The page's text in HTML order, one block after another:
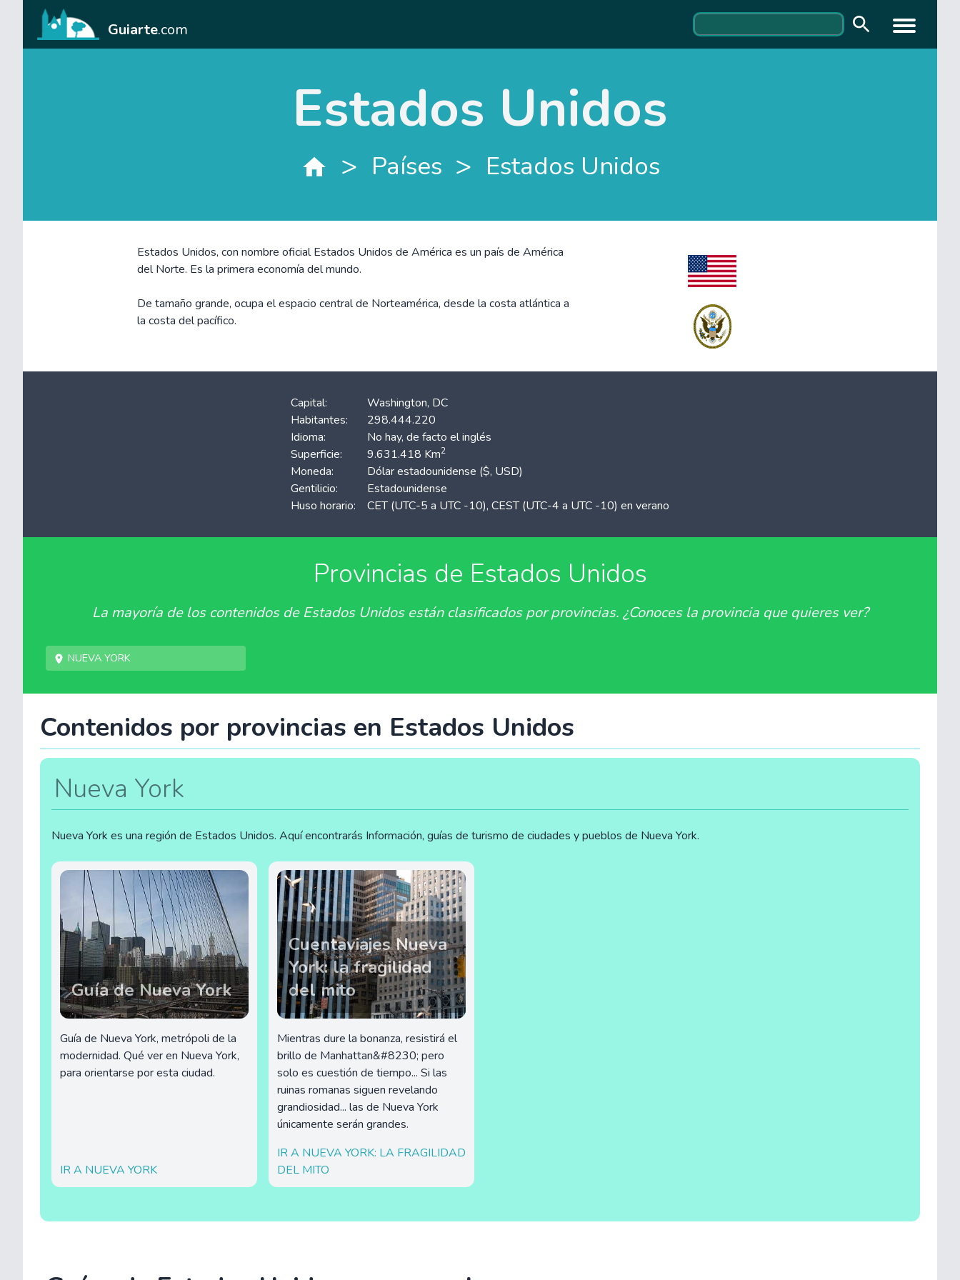
Guiarte.com
Estados Unidos
> Países > Estados Unidos
Estados Unidos, con nombre oficial Estados Unidos de América es un país de América
del Norte. Es la primera economía del mundo.
De tamaño grande, ocupa el espacio central de Norteamérica, desde la costa atlántica a
la costa del pacífico.
Capital:
Washington, DC
Habitantes:
298.444.220
Idioma:
No hay, de facto el inglés
Superficie:
9.631.418 Km2
Moneda:
Dólar estadounidense ($, USD)
Gentilicio:
Estadounidense
Huso horario:
CET (UTC-5 a UTC -10), CEST (UTC-4 a UTC -10) en verano
Provincias de Estados Unidos
La mayoría de los contenidos de Estados Unidos están clasificados por provincias. ¿Conoces la provincia que quieres ver?
Nueva York
Contenidos por provincias en Estados Unidos
Nueva York
Nueva York es una región de Estados Unidos. Aquí encontrarás Información, guías de turismo de ciudades y pueblos de Nueva York.
Guía de Nueva York
Guía de Nueva York, metrópoli de la
modernidad. Qué ver en Nueva York,
para orientarse por esta ciudad.
IR A NUEVA YORK
Cuentaviajes Nueva
York: la fragilidad
del mito
Mientras dure la bonanza, resistirá el
brillo de Manhattan&#8230; pero
solo es cuestión de tiempo... Si las
ruinas romanas siguen revelando
grandiosidad... las de Nueva York
únicamente serán grandes.
IR A NUEVA YORK: LA FRAGILIDAD
DEL MITO